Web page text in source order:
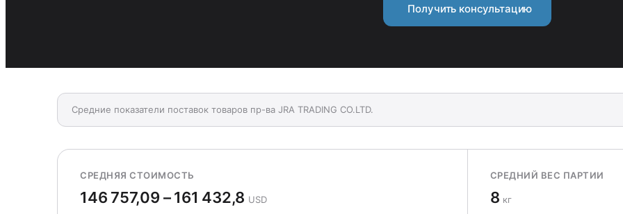
Получить консультацию
Средние показатели поставок товаров пр-ва JRA TRADING CO.LTD.
СРЕДНЯЯ СТОИМОСТЬ
146 757,09 – 161 432,8 USD
СРЕДНИЙ ВЕС ПАРТИИ
8 кг